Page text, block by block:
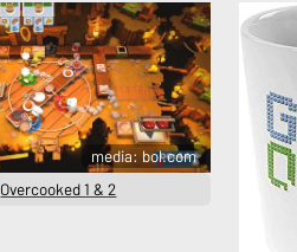
media: bol.com
Overcooked 1 & 2